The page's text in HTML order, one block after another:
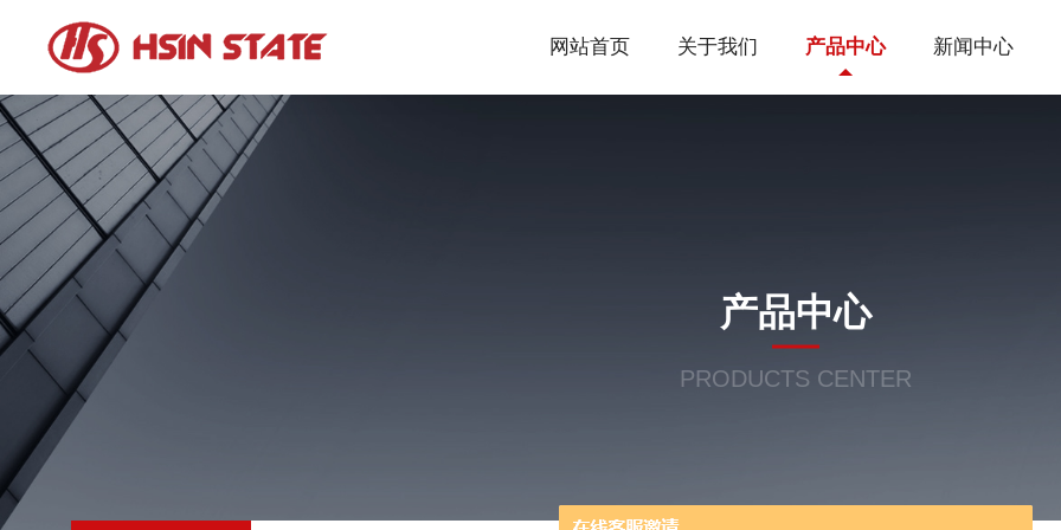
网站首页 关于我们 产品中心 新闻中心
产品中心
PRODUCTS CENTER